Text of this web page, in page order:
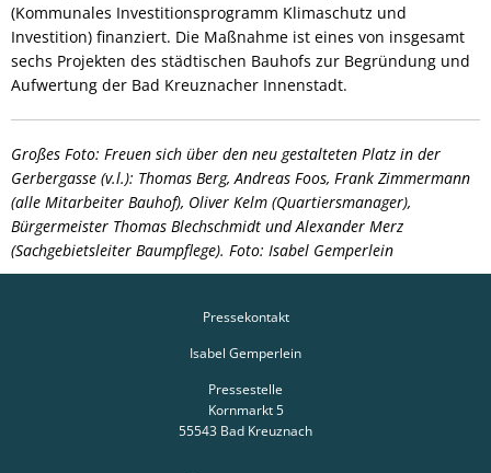
(Kommunales Investitionsprogramm Klimaschutz und
Investition) finanziert. Die Maßnahme ist eines von insgesamt
sechs Projekten des städtischen Bauhofs zur Begründung und
Aufwertung der Bad Kreuznacher Innenstadt.
Großes Foto: Freuen sich über den neu gestalteten Platz in der
Gerbergasse (v.l.): Thomas Berg, Andreas Foos, Frank Zimmermann
(alle Mitarbeiter Bauhof), Oliver Kelm (Quartiersmanager),
Bürgermeister Thomas Blechschmidt und Alexander Merz
(Sachgebietsleiter Baumpflege). Foto: Isabel Gemperlein
Pressekontakt
Isabel Gemperlein
Pressestelle
Kornmarkt 5
55543 Bad Kreuznach